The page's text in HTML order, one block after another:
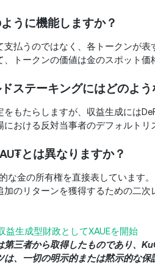
うに機能しますか？
払うのではなく、各トークンが
トークンの価値は金のスポット価
ステーキングにはどのよ
もたらしますが、収益生成には
おける反対当事者のデフォルトリ
とは異なりますか？
な金の所有権を直接表しています
のリターンを獲得するための二次
生成型財政としてXAUEを開始
第三者から取得したものであり、
は、一切の明示的または黙示的な